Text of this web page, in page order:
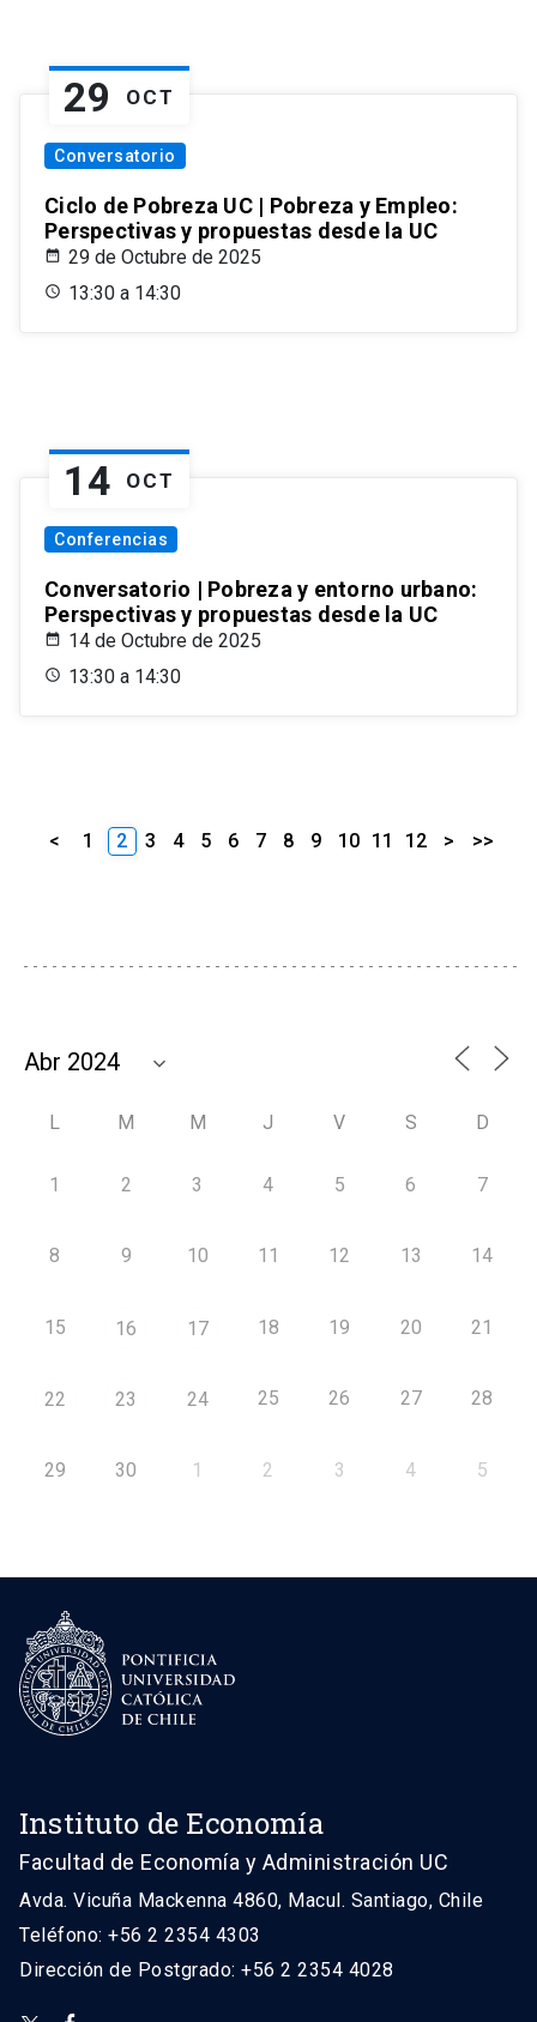
29 OCT
Conversatorio
Ciclo de Pobreza UC | Pobreza y Empleo:
Perspectivas y propuestas desde la UC
29 de Octubre de 2025
13:30 a 14:30
14 OCT
Conferencias
Conversatorio | Pobreza y entorno urbano:
Perspectivas y propuestas desde la UC
14 de Octubre de 2025
13:30 a 14:30
< 1 2 3 4 5 6 7 8 9 10 11 12 > >>
L M M J V S D
1 2 3 4 5 6 7
8 9 10 11 12 13 14
15 16 17 18 19 20 21
22 23 24 25 26 27 28
29 30 1 2 3 4 5
Instituto de Economía
Facultad de Economía y Administración UC
Avda. Vicuña Mackenna 4860, Macul. Santiago, Chile
Teléfono: +56 2 2354 4303
Dirección de Postgrado: +56 2 2354 4028